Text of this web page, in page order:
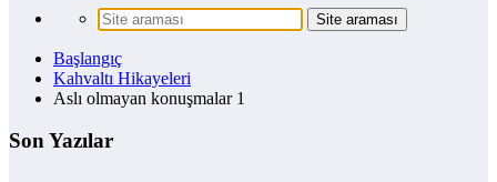
Başlangıç
Kahvaltı Hikayeleri
Aslı olmayan konuşmalar 1
Son Yazılar